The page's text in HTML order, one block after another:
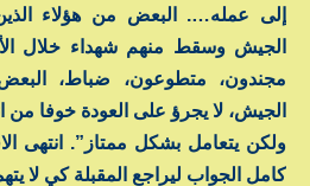
إلى عمله…. البعض من هؤلاء
الجيش وسقط منهم شهداء خلال
مجندون، متطوعون، ضباط،
الجيش، لا يجرؤ على العودة خوفا من
ولكن يتعامل بشكل ممتاز”. انتهى
كامل الجواب ليراجع المقبلة كي لا